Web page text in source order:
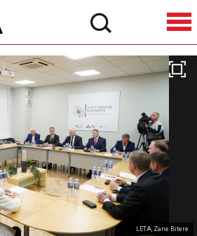
LETA, Zane Bitere